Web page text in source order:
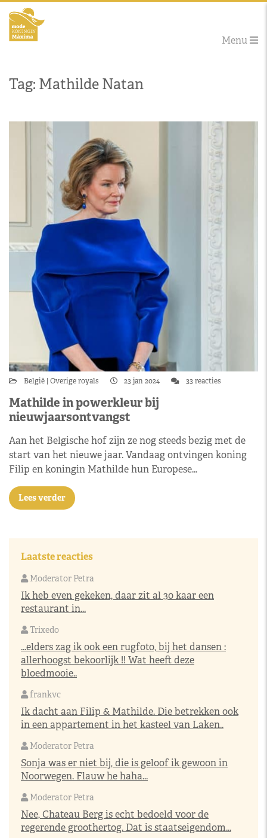
Menu
Tag: Mathilde Natan
België Overige royals 23 jan 2024 33 reacties
Mathilde in powerkleur bij
nieuwjaarsontvangst
Aan het Belgische hof zijn ze nog steeds bezig met de
start van het nieuwe jaar. Vandaag ontvingen koning
Filip en koningin Mathilde hun Europese…
Lees verder
Laatste reacties
Moderator Petra
Ik heb even gekeken, daar zit al 30 kaar een
restaurant in...
Trixedo
...elders zag ik ook een rugfoto, bij het dansen :
allerhoogst bekoorlijk !! Wat heeft deze
bloedmooie..
frankvc
Ik dacht aan Filip & Mathilde. Die betrekken ook
in een appartement in het kasteel van Laken..
Moderator Petra
Sonja was er niet bij, die is geloof ik gewoon in
Noorwegen. Flauw he haha...
Moderator Petra
Nee, Chateau Berg is echt bedoeld voor de
regerende groothertog. Dat is staatseigendom...